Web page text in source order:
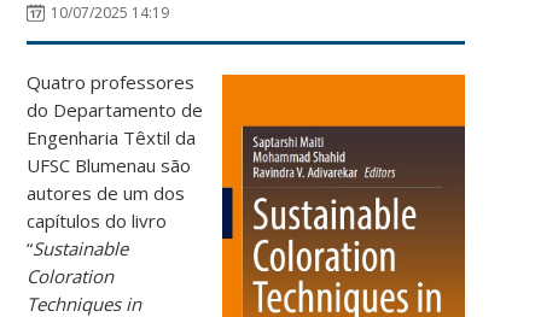
10/07/2025 14:19
Quatro professores
do Departamento de
Engenharia Têxtil da
UFSC Blumenau são
autores de um dos
capítulos do livro
“Sustainable
Coloration
Techniques in